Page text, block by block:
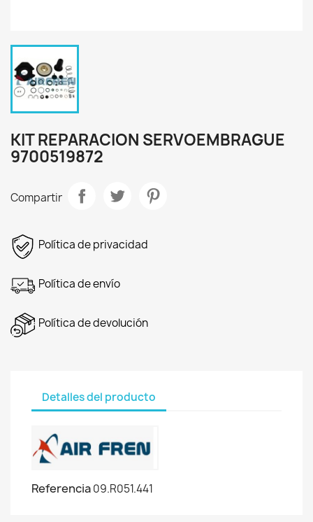
KIT REPARACION SERVOEMBRAGUE
9700519872
Compartir
Política de privacidad
Política de envío
Política de devolución
Detalles del producto
Referencia09.R051.441